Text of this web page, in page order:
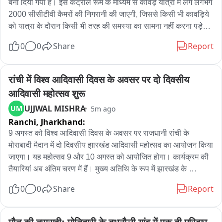
बना दिया गया है। इस कंट्रोल रूम के माध्यम से कावड़ यात्रा में लगे लगभग
2000 सीसीटीवी कैमरों की निगरानी की जाएगी, जिससे किसी भी कावड़िये
को यात्रा के दौरान किसी भी तरह की समस्या का सामना नहीं करना पड़े।
पर कहीं भी कोई समस्या दिखती है तो तुरंत मौके पर पुलिस कर्मियों को इसकी
गए हैं।
0 0 Share Report
रांची में विश्व आदिवासी दिवस के अवसर पर दो दिवसीय
आदिवासी महोत्सव शुरू
UM UJJWAL MISHRA 5m ago
Ranchi, Jharkhand:
9 अगस्त को विश्व आदिवासी दिवस के अवसर पर राजधानी रांची के
मोराबादी मैदान में दो दिवसीय झारखंड आदिवासी महोत्सव का आयोजन किया
जाएगा। यह महोत्सव 9 और 10 अगस्त को आयोजित होगा। कार्यक्रम की
तैयारियां अब अंतिम चरण में हैं। मुख्य अतिथि के रूप में झारखंड के
की झलक प्रस्तुत करने वाले आकर्षक स्वरूप में सजाया जा रहा है।
0 0 Share Report